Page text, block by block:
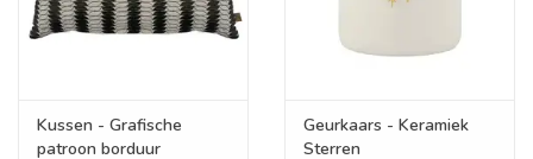
Kussen - Grafische
patroon borduur
Geurkaars - Keramiek
Sterren